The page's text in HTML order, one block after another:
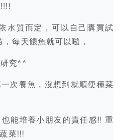
水質而定，可以自己購買試
每天餵魚就可以囉，
究^^
次養魚，沒想到就順便種菜
能培養小朋友的責任感!! 重
菜!!!